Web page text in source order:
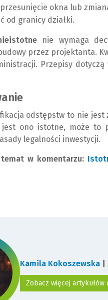
okna lub
od granicy działki.
nie wymaga
przez projektanta.
Przepisy dotyczą
odstępstw to nie
jest ono istotne, może to
legalności inwestycji.
w komentarzu:
Kamila Kokoszewska
Zobacz więcej